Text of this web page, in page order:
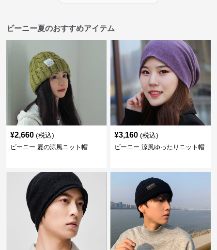
ビーニー夏のおすすめアイテム
¥2,660 (税込)
ビーニー 夏の涼風ニット帽
¥3,160 (税込)
ビーニー 涼風ゆったりニット帽